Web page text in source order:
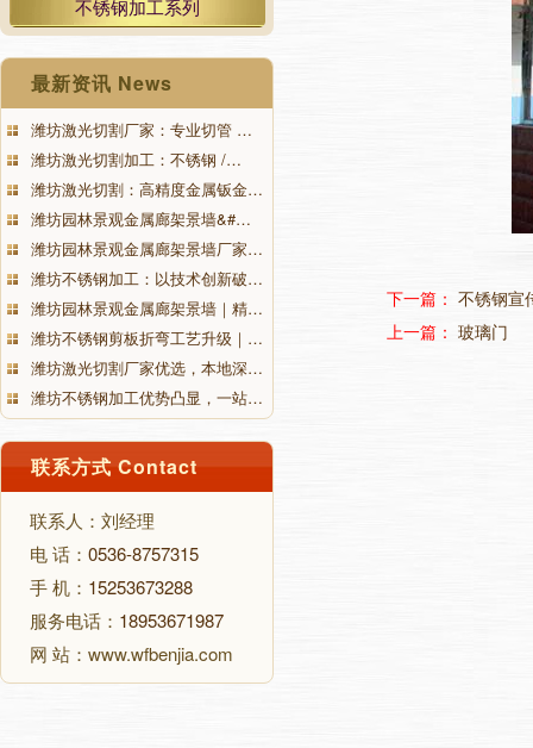
不锈钢加工系列
最新资讯 News
潍坊激光切割厂家：专业切管 …
潍坊激光切割加工：不锈钢 /…
潍坊激光切割：高精度金属钣金…
潍坊园林景观金属廊架景墙&#…
潍坊园林景观金属廊架景墙厂家…
潍坊不锈钢加工：以技术创新破…
潍坊园林景观金属廊架景墙｜精…
潍坊不锈钢剪板折弯工艺升级｜…
潍坊激光切割厂家优选，本地深…
潍坊不锈钢加工优势凸显，一站…
联系方式 Contact
联系人：刘经理
电 话： 0536-8757315
手 机： 15253673288
服务电话： 18953671987
网 站：www.wfbenjia.com
下一篇： 不锈钢宣
上一篇： 玻璃门